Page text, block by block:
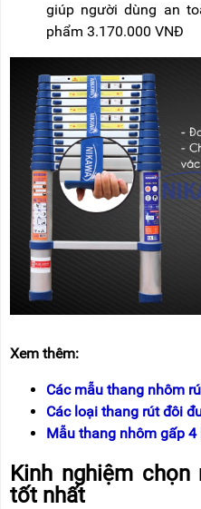
giúp người dùng an
phẩm 3.170.000 VNĐ
Xem thêm:
Các mẫu thang nhôm
Các loại thang rút đôi
Mẫu thang nhôm gấp
Kinh nghiệm
tốt nhất